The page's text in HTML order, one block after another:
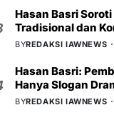
Hasan Basri
Tradisional dan
BYREDAKSI IAWNEWS
Hasan Basri:
Hanya Slogan
BYREDAKSI IAWNEWS